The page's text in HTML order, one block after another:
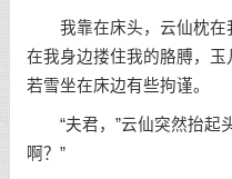
我靠在床头，云仙枕在
在我身边搂住我的胳膊，
若雪坐在床边有些拘谨。
“夫君，”云仙突然抬起
啊？”